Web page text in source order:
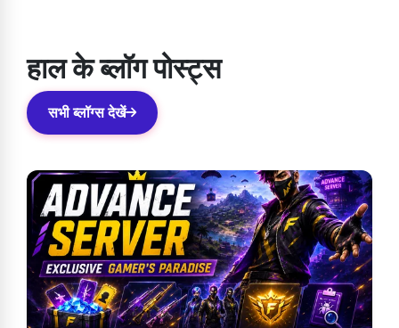
हाल के ब्लॉग पोस्ट्स
सभी ब्लॉग्स देखें